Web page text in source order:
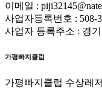
이메일 :
사업자등록번호 : 508-
사업자 등록주소 : 경
가평빠지클럽
가평빠지클럽 수상레